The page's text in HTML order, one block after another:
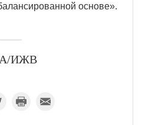
основе».
ИЖВ